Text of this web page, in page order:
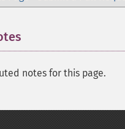
notes for this page.